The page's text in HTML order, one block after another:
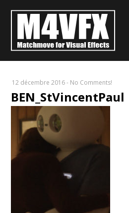
12 décembre 2016- No Comments!
BEN_StVincentPaul